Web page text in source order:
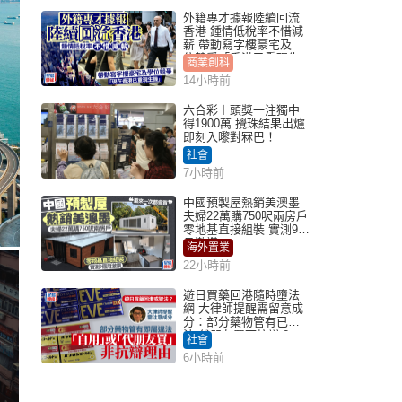
外籍專才據報陸續回流
香港 鍾情低稅率不惜減
薪 帶動寫字樓豪宅及學
位競爭「香港已重現生
機」
商業創科
14小時前
六合彩︱頭獎一注獨中
得1900萬 攪珠結果出爐
即刻入嚟對冧巴！
社會
7小時前
中國預製屋熱銷美澳墨
夫婦22萬購750呎兩房戶
零地基直接組裝 實測9個
月激讚
海外置業
22小時前
遊日買藥回港隨時墮法
網 大律師提醒需留意成
分：部分藥物管有已違
法 代朋友買可抗辯？
社會
6小時前